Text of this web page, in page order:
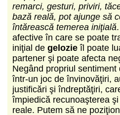
remarci, gesturi, priviri,
bază reală, pot ajunge să
întărească temerea iniţială
afective în care se poate
iniţial de gelozieîl poate
partener şi poate afecta
Negând propriul
într-un joc de învinovăţiri,
justificări şi îndreptăţiri,
împiedică recunoaşterea
reale. Putem să ne